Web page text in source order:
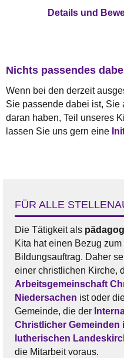
Details und
Nichts passendes
Wenn bei den derzeit
Sie passende dabei ist, Sie
daran haben, Teil unseres
lassen Sie uns gern eine
FÜR ALLE
Die Tätigkeit als
Kita hat einen Bezug
Bildungsauftrag. Daher
einer christlichen Kirche,
Arbeitsgemeinschaft
Niedersachen ist oder
Gemeinde, die der
Christlicher Gemeinden
lutherischen
die Mitarbeit voraus.